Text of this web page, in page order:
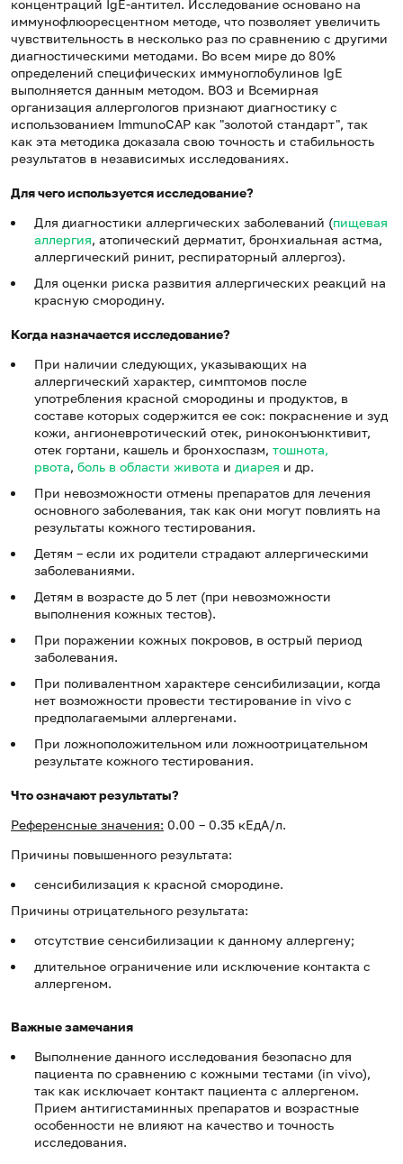
концентраций IgE-антител. Исследование основано на
иммунофлюоресцентном методе, что позволяет увеличить
чувствительность в несколько раз по сравнению с другими
диагностическими методами. Во всем мире до 80%
определений специфических иммуноглобулинов IgE
выполняется данным методом. ВОЗ и Всемирная
организация аллергологов признают диагностику с
использованием ImmunoCAP как "золотой стандарт", так
как эта методика доказала свою точность и стабильность
результатов в независимых исследованиях.
Для чего используется исследование?
Для диагностики аллергических заболеваний (пищевая
аллергия, атопический дерматит, бронхиальная астма,
аллергический ринит, респираторный аллергоз).
Для оценки риска развития аллергических реакций на
красную смородину.
Когда назначается исследование?
При наличии следующих, указывающих на
аллергический характер, симптомов после
употребления красной смородины и продуктов, в
составе которых содержится ее сок: покраснение и зуд
кожи, ангионевротический отек, риноконъюнктивит,
отек гортани, кашель и бронхоспазм, тошнота,
рвота, боль в области живота и диарея и др.
При невозможности отмены препаратов для лечения
основного заболевания, так как они могут повлиять на
результаты кожного тестирования.
Детям – если их родители страдают аллергическими
заболеваниями.
Детям в возрасте до 5 лет (при невозможности
выполнения кожных тестов).
При поражении кожных покровов, в острый период
заболевания.
При поливалентном характере сенсибилизации, когда
нет возможности провести тестирование in vivo с
предполагаемыми аллергенами.
При ложноположительном или ложноотрицательном
результате кожного тестирования.
Что означают результаты?
Референсные значения: 0.00 – 0.35 кЕдА/л.
Причины повышенного результата:
сенсибилизация к красной смородине.
Причины отрицательного результата:
отсутствие сенсибилизации к данному аллергену;
длительное ограничение или исключение контакта с
аллергеном.
Важные замечания
Выполнение данного исследования безопасно для
пациента по сравнению с кожными тестами (in vivo),
так как исключает контакт пациента с аллергеном.
Прием антигистаминных препаратов и возрастные
особенности не влияют на качество и точность
исследования.